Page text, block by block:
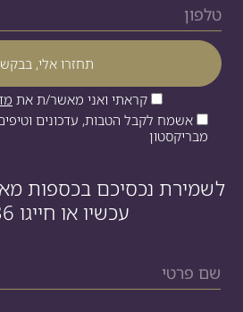
קראתי ואני מאשר/ת את
אשמח לקבל הטבות, עדכונים
מבריקסטון
עכשיו או חייגו